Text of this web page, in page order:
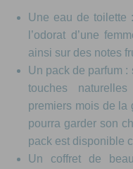
Une eau de toilette
l’odorat d’une
ainsi sur des notes
Un pack de parfum
touches
premiers mois de la
pourra garder son
pack est disponible
Un coffret de